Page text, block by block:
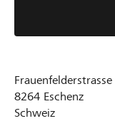
8264 Eschenz
Schweiz